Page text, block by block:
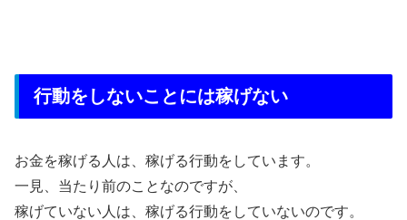
行動をしないことには稼げない
お金を稼げる人は、稼げる行動をしています。
一見、当たり前のことなのですが、
稼げていない人は、稼げる行動をしていないのです。